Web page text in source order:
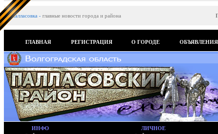
Палласовка - главные новости города и района
ГЛАВНАЯ РЕГИСТРАЦИЯ О ГОРОДЕ ОБЪЯВЛЕНИЯ
ИНФО
ЛИЧНОЕ